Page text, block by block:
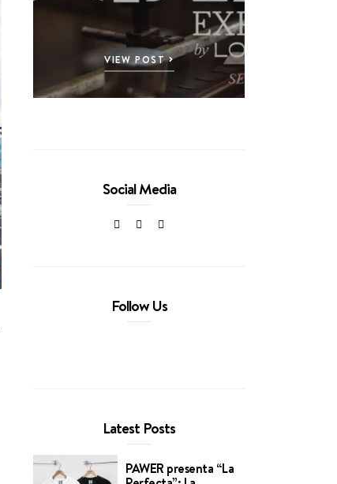
VIEW POST
Social Media
Follow Us
Latest Posts
PAWER presenta “La